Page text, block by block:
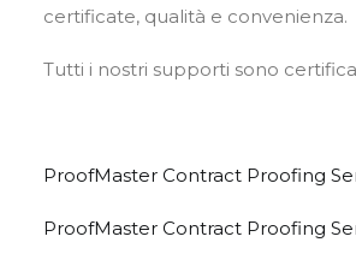
BLOG
CONTATTI
certificate, qualità e convenienza.
Tutti i nostri supporti sono
ProofMaster Contract Proofing
ProofMaster Contract Proofing